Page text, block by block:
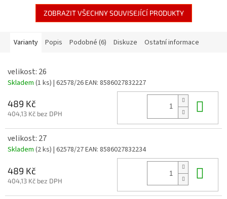
ZOBRAZIT VŠECHNY SOUVISEJÍCÍ PRODUKTY
Varianty Popis Podobné (6) Diskuze Ostatní informace
velikost: 26
Skladem (1 ks) | 62578/26EAN: 8586027832227
489 Kč
404,13 Kč bez DPH
velikost: 27
Skladem (2 ks) | 62578/27EAN: 8586027832234
489 Kč
404,13 Kč bez DPH